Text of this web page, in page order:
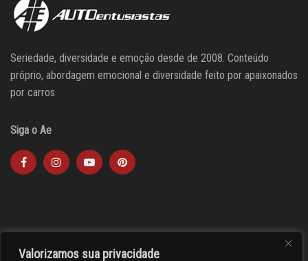
Valorizamos sua privacidade
Seriedade, diversidade e emoção desde de 2008. Conteúdo
próprio, abordagem emocional e diversidade feito por apaixonados
por carros
Siga o Ae